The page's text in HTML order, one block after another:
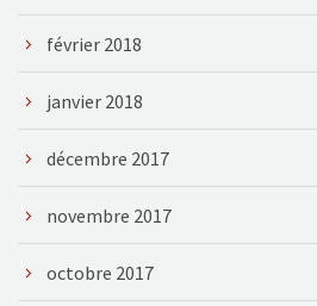
février 2018
janvier 2018
décembre 2017
novembre 2017
octobre 2017